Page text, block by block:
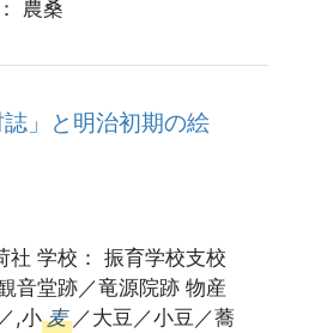
農桑
誌」と明治初期の絵
社 学校： 振育学校支校
音堂跡／竜源院跡 物産
／,小 麦 ／大豆／小豆／蕎